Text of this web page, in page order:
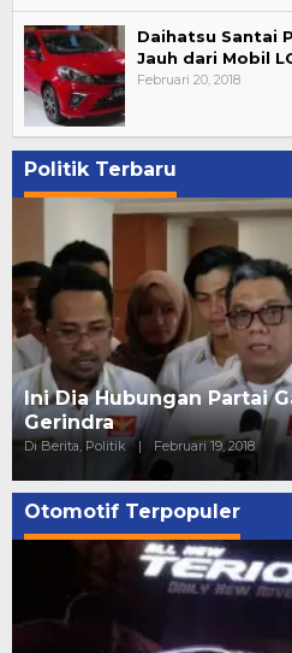
Daihatsu Santai
Jauh dari Mobil
Februari 20, 2018
Politik Terbaru
Strategi PPP Menangkan
Yasin
Di Berita, Politik | Februari 19, 2018
Otomotif Terpopuler